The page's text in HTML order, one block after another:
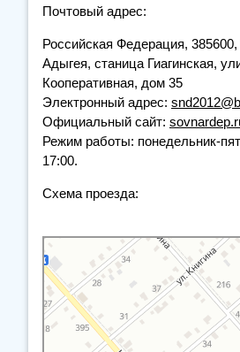
Почтовый адрес:
Российская Федерация,
Адыгея, станица Гиагинская,
Кооперативная, дом 35
Электронный адрес:
Официальный сайт:
Режим работы: понедельник-
17:00.
Схема проезда:
Кооперативная улица, 35 — Яндекс